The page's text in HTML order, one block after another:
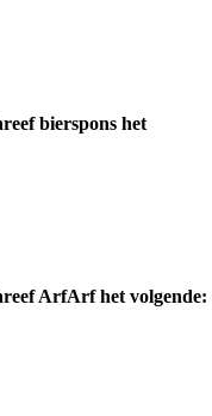
bierspons het
ArfArf het volgende: